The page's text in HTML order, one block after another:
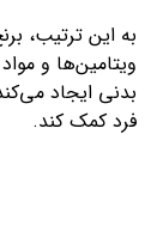
به این ترتیب،
ویتامین‌ها و
بدنی ایجاد
فرد کمک کند.